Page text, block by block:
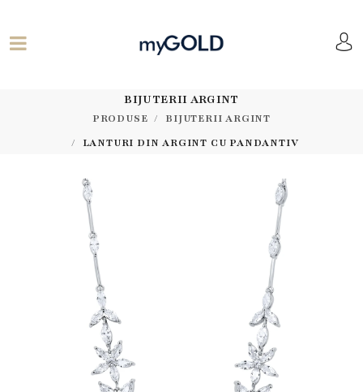
BIJUTERII ARGINT
PRODUSE
BIJUTERII ARGINT
LANTURI DIN ARGINT CU PANDANTIV